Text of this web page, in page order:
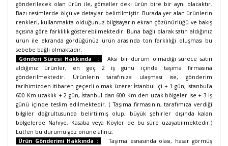
gönderilecek olan ürün ile, görseller deki ürün bire bir aynı olacaktır.
Bazı resimlerde ölçü ve detaylar belirtilmiştir. Burada yer alan ürünlerin
renkleri, kullanmakta olduğunuz bilgisayarın ekran çözünürlüğü ve bakış
açısına göre farklılık gösterebilmektedir. Buna bağlı olarak satın aldığınız
ürün ile ekranda gördüğünüz ürün arasında ton farklılığı oluşması bu
sebebe bağlı olmaktadır.
Gönderi Süresi Hakkında :
Aksi bir durum olmadığı sürece satın
aldığınız ürünler, en geç 2 iş günü içinde taşıma firmasına
gönderilmektedir. Ürünlerin tarafınıza ulaşması ise, gönderim
tarihimizden itibaren geçerli olmak üzere: İstanbul içi + 1 gün, İstanbul'a
600 Km uzaklık + 2 gün, İstanbul dan 600 Km den uzak bölgeler ise + 3 iş
günü içinde teslim edilmektedir. ( Taşıma firmasının, tarafımıza verdiği
bilgiler doğrultusunda belirtilmiş olup, büyük şehirler dışında kalan
bölgelerde Nahiye, Kasaba veya Köyler de bu süre uzayabilmektedir.)
Lütfen bu durumu göz önüne alınız.
Ürün Gönderimi Hakkında :
Taşıma esnasında olası, hasar görmüş